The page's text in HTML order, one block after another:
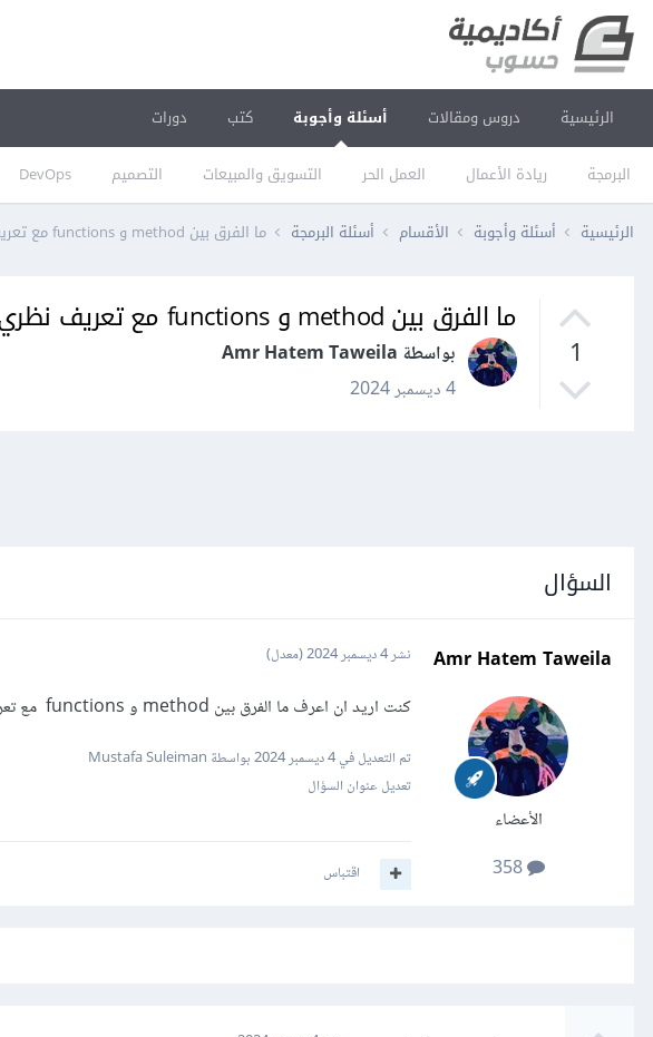
الرئيسية دروس ومقالات أسئلة وأجوبة
البرمجة ريادة الأعمال العمل الحر التسويق والمبيعات التصميم DevOps
كتب دورات
الرئيسية أسئلة وأجوبة الأقسام أسئلة البرمجة ما الفرق بين method و functions مع تعريف نظري لل method
1
ما الفرق بين method و functions مع تعريف نظري لل method
بواسطة Amr Hatem Taweila
4 ديسمبر 2024
السؤال
Amr Hatem Taweila
الأعضاء
358
نشر4 ديسمبر 2024 (معدل)
كنت اريد ان اعرف ما الفرق بين method و functions مع تعريف نظري لل method
تم التعديل في4 ديسمبر 2024
بواسطة Mustafa Suleiman
تعديل عنوان السؤال
اقتباس